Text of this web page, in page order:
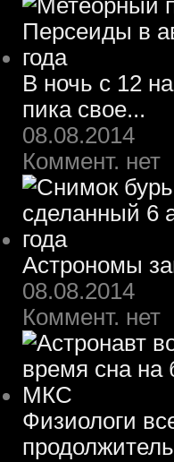
В ночь с 12
пика свое...
08.08.2014
Коммент. нет
Астрономы
08.08.2014
Коммент. нет
Физиологи